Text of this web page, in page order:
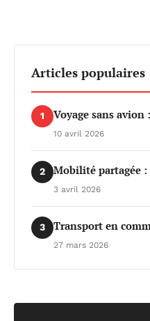
Articles populaires
1 Voyage sans
10 avril 2026
2 Mobilité partagée
3 avril 2026
3 Transport en
27 mars 2026